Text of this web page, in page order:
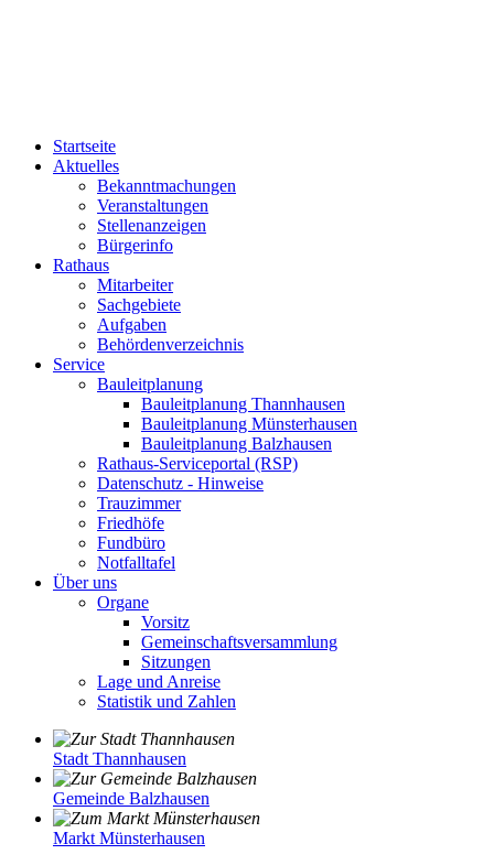
Startseite
Aktuelles
Bekanntmachungen
Veranstaltungen
Stellenanzeigen
Bürgerinfo
Rathaus
Mitarbeiter
Sachgebiete
Aufgaben
Behördenverzeichnis
Service
Bauleitplanung
Bauleitplanung Thannhausen
Bauleitplanung Münsterhausen
Bauleitplanung Balzhausen
Rathaus-Serviceportal (RSP)
Datenschutz - Hinweise
Trauzimmer
Friedhöfe
Fundbüro
Notfalltafel
Über uns
Organe
Vorsitz
Gemeinschaftsversammlung
Sitzungen
Lage und Anreise
Statistik und Zahlen
Stadt Thannhausen
Gemeinde Balzhausen
Markt Münsterhausen